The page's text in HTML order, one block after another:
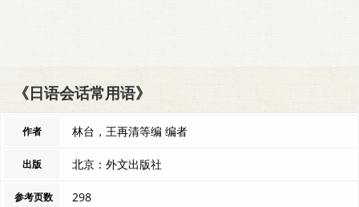
《日语会话常用语》
作者 林台，王再清等编 编者
出版 北京：外文出版社
参考页数 298